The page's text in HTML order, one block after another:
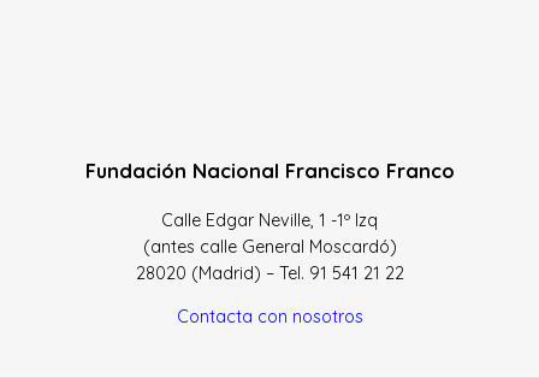
Fundación Nacional Francisco Franco
Calle Edgar Neville, 1 -1º Izq
(antes calle General Moscardó)
28020 (Madrid) – Tel. 91 541 21 22
Contacta con nosotros